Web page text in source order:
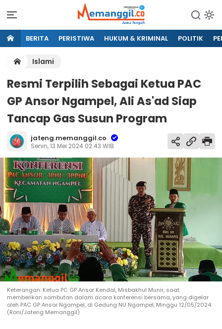
BERITA PERISTIWA HUKUM & KRIMINAL POLITIK
Islami
Resmi Terpilih Sebagai Ketua PAC
GP Ansor Ngampel, Ali As'ad Siap
Tancap Gas Susun Program
jateng.memanggil.co
Senin, 13 Mei 2024 02:43 WIB
Keterangan: Ketua PC GP Ansor Kendal, Misbakhul Munir, saat
memberikan sambutan dalam acara konferensi bersama, yang digelar
oleh PAC GP Ansor Ngampel, di Gedung NU Ngampel, Minggu 12/05/2024.
(Roni/Jateng Memanggil)